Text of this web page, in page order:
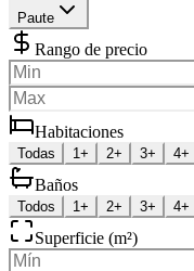
Paute
Rango de precio
Habitaciones
Todas 1+ 2+ 3+ 4+
Baños
Todos 1+ 2+ 3+ 4+
Superficie (m²)